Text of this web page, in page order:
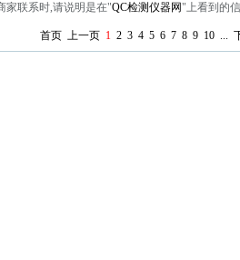
家联系时,请说明是在"QC检测仪器网"上看到的
首页 上一页 1 2 3 4 5 6 7 8 9 10 ...